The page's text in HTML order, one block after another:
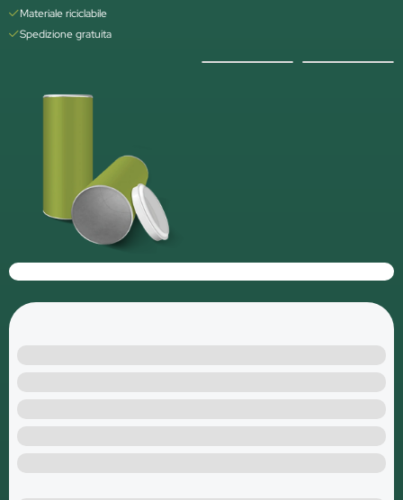
Materiale riciclabile
Spedizione gratuita